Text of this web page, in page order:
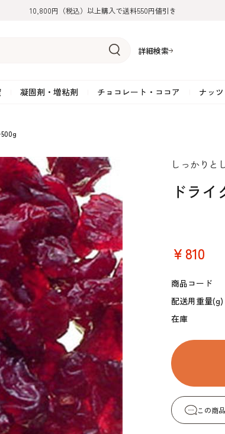
10,800円（税込）以上購入で送料550円値引き
詳細検索
雑穀類
でんぷん粉
シュガー
メープル・モラセス
シロップ・ソース
凝固剤・増粘剤
寒天
アガー
チョコレート・ココア
ホワイトチョコレート
ガナッシュ用チョコレー
ナッ
ーモンド
タチオ
ゼルナッツ
プラリネ
栗・マロン
その他のナ
ドライフルーツ
ルーツピール
ルーツホール・カット
フリーズドライ
・増粘剤
チョコレート・ココ
ア
ボチャ
ー・紅茶・ハ
ーブ
酒類・アルコール
しっかりと
ドラ
￥810
商品コード
配送用重量(g)
在庫
この商